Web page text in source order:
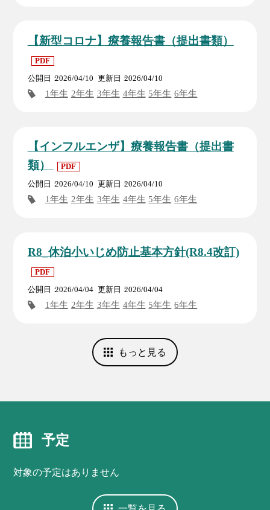
【新型コロナ】療養報告書（提出書類）
PDF
公開日 2026/04/10 更新日 2026/04/10
1年生 2年生 3年生 4年生 5年生 6年生
【インフルエンザ】療養報告書（提出書
類）
PDF
公開日 2026/04/10 更新日 2026/04/10
1年生 2年生 3年生 4年生 5年生 6年生
R8_休泊小いじめ防止基本方針(R8.4改訂)
PDF
公開日 2026/04/04 更新日 2026/04/04
1年生 2年生 3年生 4年生 5年生 6年生
もっと見る
予定
対象の予定はありません